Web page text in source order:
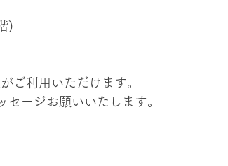
)
ご利用いただけます。
セージお願いいたします。